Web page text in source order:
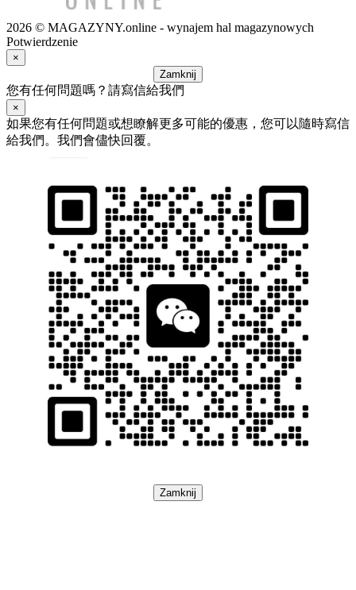
2026 © MAGAZYNY.online - wynajem hal magazynowych
Potwierdzenie
×
Zamknij
您有任何問題嗎？請寫信給我們
×
如果您有任何問題或想瞭解更多可能的優惠，您可以隨時寫信
給我們。我們會儘快回覆。
Zamknij